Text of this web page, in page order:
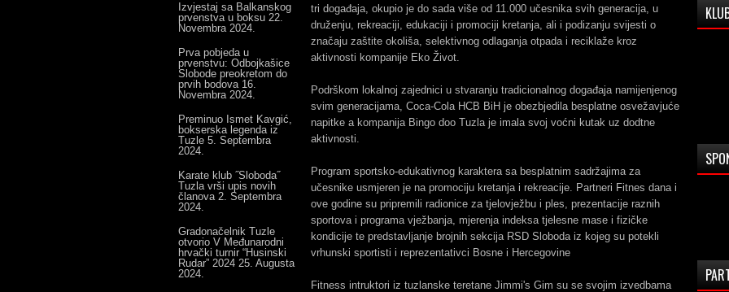
tri događaja, okupio je do sada više od 11.000 učesnika svih generacija, u
druženju, rekreaciji, edukaciji i promociji kretanja, ali i podizanju svijesti o
značaju zaštite okoliša, selektivnog odlaganja otpada i reciklaže kroz
aktivnosti kompanije Eko Život.
Podrškom lokalnoj zajednici u stvaranju tradicionalnog događaja namijenjenog
svim generacijama, Coca-Cola HCB BiH je obezbjedila besplatne osvežavjuće
napitke a kompanija Bingo doo Tuzla je imala svoj voćni kutak uz dodtne
aktivnosti.
Program sportsko-edukativnog karaktera sa besplatnim sadržajima za
učesnike usmjeren je na promociju kretanja i rekreacije. Partneri Fitnes dana i
ove godine su pripremili radionice za tjelovježbu i ples, prezentacije raznih
sportova i programa vježbanja, mjerenja indeksa tjelesne mase i fizičke
kondicije te predstavljanje brojnih sekcija RSD Sloboda iz kojeg su potekli
vrhunski sportisti i reprezentativci Bosne i Hercegovine
Fitness intruktori iz tuzlanske teretane Jimmi's Gim su se svojim izvedbama
Izvjestaj sa Balkanskog
prvenstva u boksu 22.
Novembra 2024.
Prva pobjeda u
prvenstvu: Odbojkašice
Slobode preokretom do
prvih bodova 16.
Novembra 2024.
Preminuo Ismet Kavgić,
bokserska legenda iz
Tuzle 5. Septembra
2024.
Karate klub ˝Sloboda˝
Tuzla vrši upis novih
članova 2. Septembra
2024.
Gradonačelnik Tuzle
otvorio V Međunarodni
hrvački turnir “Husinski
Rudar” 2024 25. Augusta
2024.